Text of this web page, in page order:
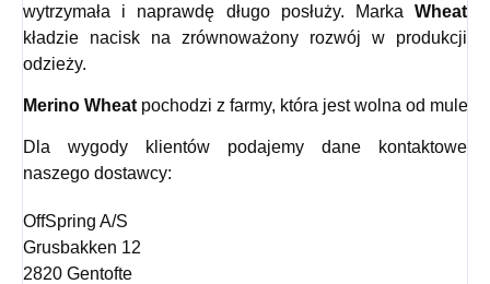
wytrzymała i naprawdę długo posłuży. Marka Wheat
kładzie nacisk na zrównoważony rozwój w produkcji
odzieży.
Merino Wheat pochodzi z farmy, która jest wolna od
Dla wygody klientów podajemy dane kontaktowe
naszego dostawcy:
OffSpring A/S
Grusbakken 12
2820 Gentofte